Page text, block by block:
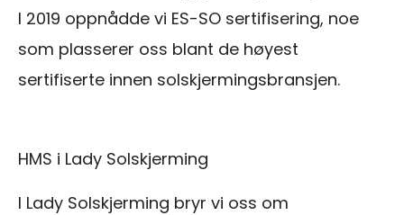
I 2019 oppnådde vi ES-SO sertifisering, noe
som plasserer oss blant de høyest
sertifiserte innen solskjermingsbransjen.
HMS i Lady Solskjerming
I Lady Solskjerming bryr vi oss om